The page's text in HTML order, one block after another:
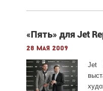
«Пять» для Jet
28 мая 2009
Jet